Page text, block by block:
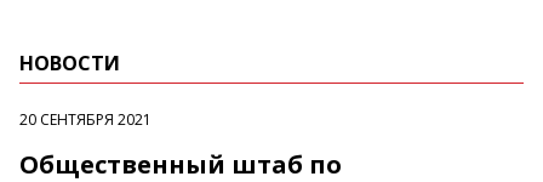
НОВОСТИ
20 СЕНТЯБРЯ 2021
Общественный штаб по